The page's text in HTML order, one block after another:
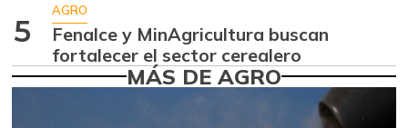
amarilla
07/25/2026
$ 5.117,00
+14,14%
Arroz $ 1.282,83
+2,32%
5
AGRO
Fenalce y MinAgricultura buscan
fortalecer el sector cerealero
MÁS DE AGRO